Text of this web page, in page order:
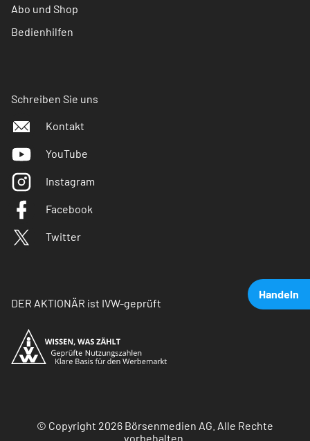
Handeln
Abo und Shop
Bedienhilfen
Schreiben Sie uns
Kontakt
YouTube
Instagram
Facebook
Twitter
DER AKTIONÄR ist IVW-geprüft
© Copyright 2026 Börsenmedien AG. Alle Rechte
vorbehalten.